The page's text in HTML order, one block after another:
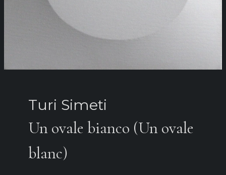
Turi Simeti
Un ovale bianco (Un ovale
blanc)